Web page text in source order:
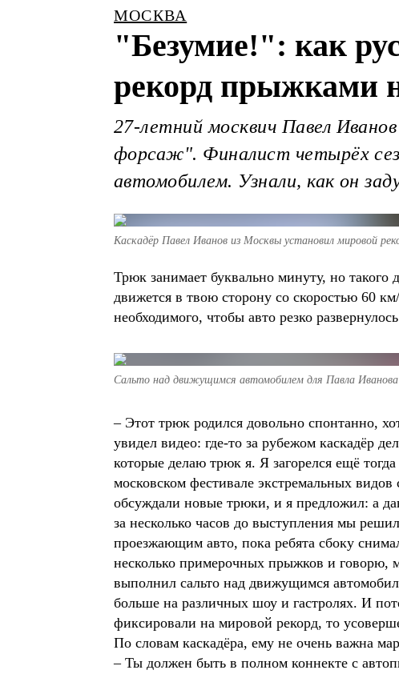
МОСКВА
"Безумие!": как
рекорд прыжками
27-летний москвич Павел
форсаж". Финалист четырёх
автомобилем. Узнали, как он
Каскадёр Павел Иванов из Москвы установил мировой
Трюк занимает буквально минуту, но
движется в твою сторону со скоростью 60
необходимого, чтобы авто резко
Сальто над движущимся автомобилем для Павла
– Этот трюк родился довольно спонтанно,
увидел видео: где-то за рубежом каскадёр
которые делаю трюк я. Я загорелся ещё
московском фестивале экстремальных
обсуждали новые трюки, и я предложил: а
за несколько часов до выступления мы
проезжающим авто, пока ребята сбоку
несколько примерочных прыжков и говорю,
выполнил сальто над движущимся
больше на различных шоу и гастролях. И
фиксировали на мировой рекорд, то
По словам каскадёра, ему не очень важна
– Ты должен быть в полном коннекте с